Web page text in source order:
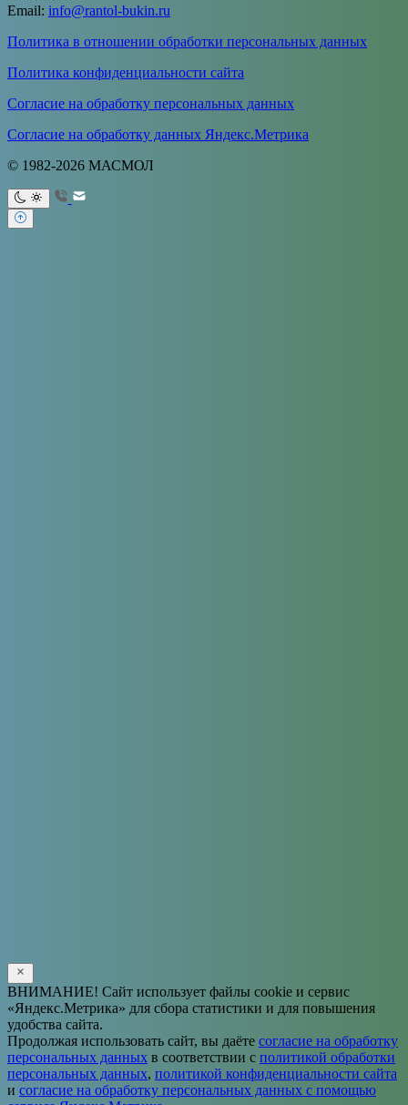
Email: info@rantol-bukin.ru
Политика в отношении обработки персональных данных
Политика конфиденциальности сайта
Согласие на обработку персональных данных
Согласие на обработку данных Яндекс.Метрика
© 1982-2026 МАСМОЛ
ВНИМАНИЕ! Сайт использует файлы cookie и сервис
«Яндекс.Метрика» для сбора статистики и для повышения
удобства сайта.
Продолжая использовать сайт, вы даёте согласие на обработку
персональных данных в соответствии с политикой обработки
персональных данных, политикой конфиденциальности сайта
и согласие на обработку персональных данных с помощью